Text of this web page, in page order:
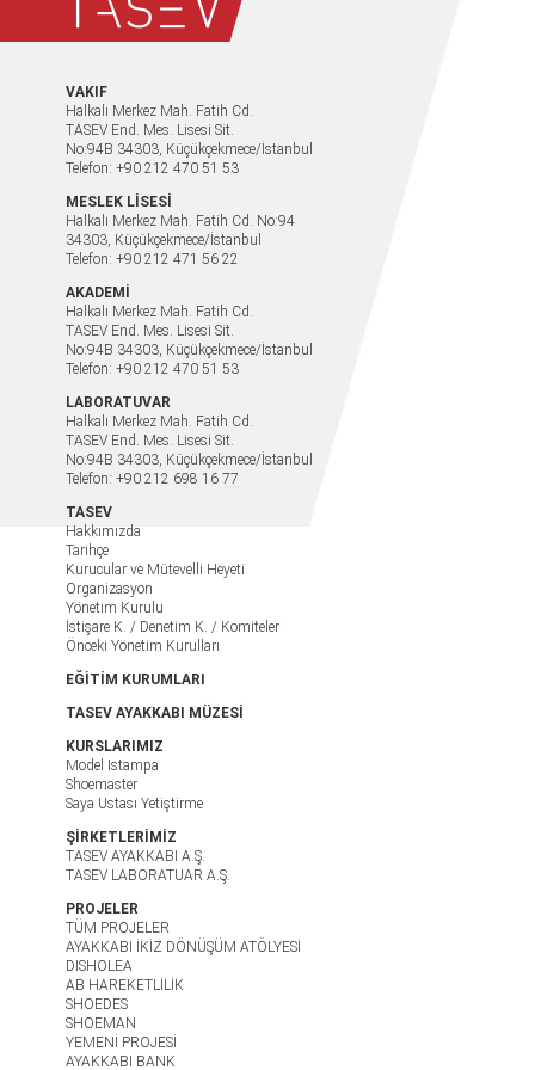
VAKIF
Halkalı Merkez Mah. Fatih Cd.
TASEV End. Mes. Lisesi Sit.
No:94B 34303, Küçükçekmece/İstanbul
Telefon: +90 212 470 51 53
MESLEK LİSESİ
Halkalı Merkez Mah. Fatih Cd. No:94
34303, Küçükçekmece/İstanbul
Telefon: +90 212 471 56 22
AKADEMİ
Halkalı Merkez Mah. Fatih Cd.
TASEV End. Mes. Lisesi Sit.
No:94B 34303, Küçükçekmece/İstanbul
Telefon: +90 212 470 51 53
LABORATUVAR
Halkalı Merkez Mah. Fatih Cd.
TASEV End. Mes. Lisesi Sit.
No:94B 34303, Küçükçekmece/İstanbul
Telefon: +90 212 698 16 77
TASEV
Hakkımızda
Tarihçe
Kurucular ve Mütevelli Heyeti
Organizasyon
Yönetim Kurulu
İstişare K. / Denetim K. / Komiteler
Önceki Yönetim Kurulları
EĞİTİM KURUMLARI
TASEV AYAKKABI MÜZESİ
KURSLARIMIZ
Model Istampa
Shoemaster
Saya Ustası Yetiştirme
ŞİRKETLERİMİZ
TASEV AYAKKABI A.Ş.
TASEV LABORATUAR A.Ş.
PROJELER
TÜM PROJELER
AYAKKABI İKİZ DÖNÜŞÜM ATÖLYESİ
DISHOLEA
AB HAREKETLİLİK
SHOEDES
SHOEMAN
YEMENİ PROJESİ
AYAKKABI BANK